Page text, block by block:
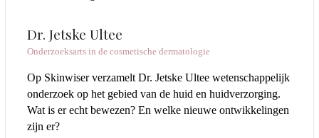
Dr. Jetske Ultee
Onderzoeksarts in de cosmetische dermatologie
Op Skinwiser verzamelt Dr. Jetske Ultee wetenschappelijk
onderzoek op het gebied van de huid en huidverzorging.
Wat is er echt bewezen? En welke nieuwe ontwikkelingen
zijn er?